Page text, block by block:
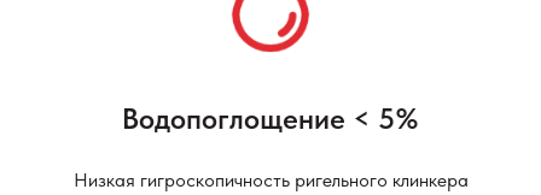
Водопоглощение < 5%
Низкая гигроскопичность ригельного клинкера